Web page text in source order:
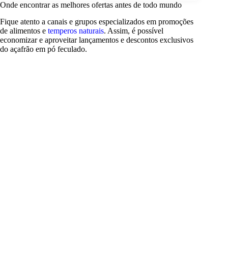
Onde encontrar as melhores ofertas antes de todo mundo
Fique atento a canais e grupos especializados em promoções
de alimentos e temperos naturais. Assim, é possível
economizar e aproveitar lançamentos e descontos exclusivos
do açafrão em pó feculado.